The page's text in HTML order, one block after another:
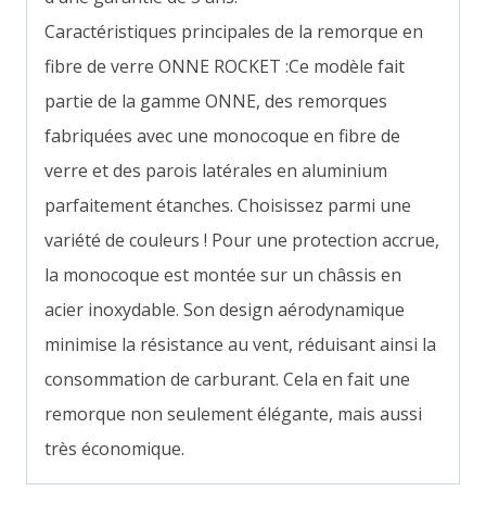
Caractéristiques principales de la remorque en
fibre de verre ONNE ROCKET :Ce modèle fait
partie de la gamme ONNE, des remorques
fabriquées avec une monocoque en fibre de
verre et des parois latérales en aluminium
parfaitement étanches. Choisissez parmi une
variété de couleurs ! Pour une protection accrue,
la monocoque est montée sur un châssis en
acier inoxydable. Son design aérodynamique
minimise la résistance au vent, réduisant ainsi la
consommation de carburant. Cela en fait une
remorque non seulement élégante, mais aussi
très économique.